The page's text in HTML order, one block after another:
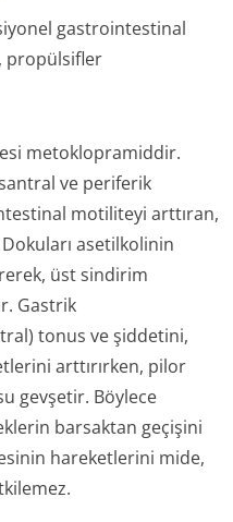
gastrointestinal
propülsifler
metoklopramiddir.
ve periferik
motiliteyi arttıran,
asetilkolinin
üst sindirim
Gastrik
tonus ve şiddetini,
arttırırken, pilor
gevşetir. Böylece
barsaktan geçişini
hareketlerini mide,